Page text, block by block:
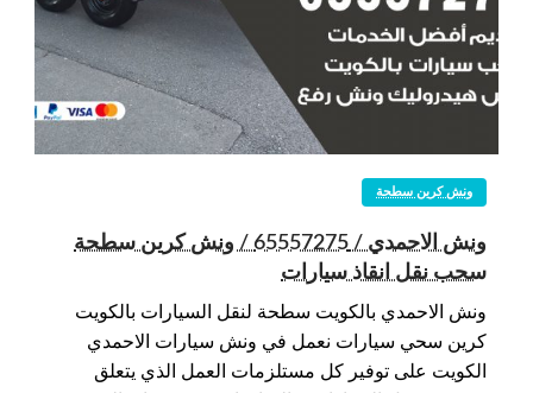
ونش كرين سطحة
ونش الاحمدي / 65557275 / ونش كرين سطحة
سحب نقل انقاذ سيارات
ونش الاحمدي بالكويت سطحة لنقل السيارات بالكويت
كرين سحي سيارات نعمل في ونش سيارات الاحمدي
الكويت على توفير كل مستلزمات العمل الذي يتعلق